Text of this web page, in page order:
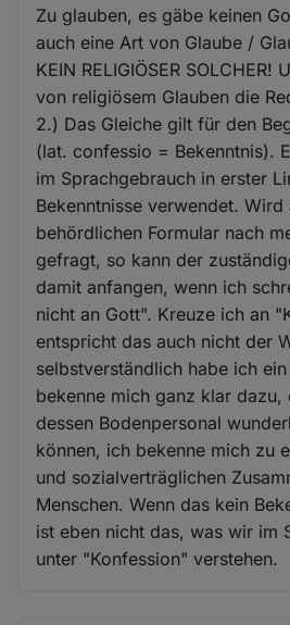
Zu glauben, es gäbe keinen
auch eine Art von Glaube /
KEIN RELIGIÖSER SOLCHER!
von religiösem Glauben die
2.) Das Gleiche gilt für den
(lat. confessio = Bekenntnis).
im Sprachgebrauch in erster
Bekenntnisse verwendet. Wird
behördlichen Formular nach
gefragt, so kann der
damit anfangen, wenn ich
nicht an Gott". Kreuze ich an
entspricht das auch nicht der
selbstverständlich habe ich
bekenne mich ganz klar dazu,
dessen Bodenpersonal
können, ich bekenne mich zu
und sozialverträglichen
Menschen. Wenn das kein
ist eben nicht das, was wir im
unter "Konfession" verstehen.